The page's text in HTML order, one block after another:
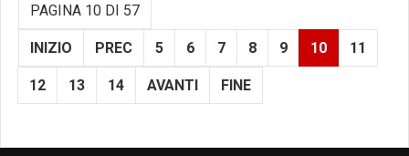
PAGINA 10 DI 57
INIZIO PREC 5 6 7 8 9 10 11
12 13 14 AVANTI FINE